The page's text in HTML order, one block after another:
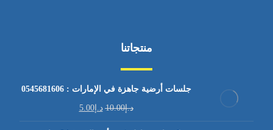
منتجاتنا
جلسات أرضية جاهزة في الإمارات : 0545681606
د.إ10.00 د.إ5.00